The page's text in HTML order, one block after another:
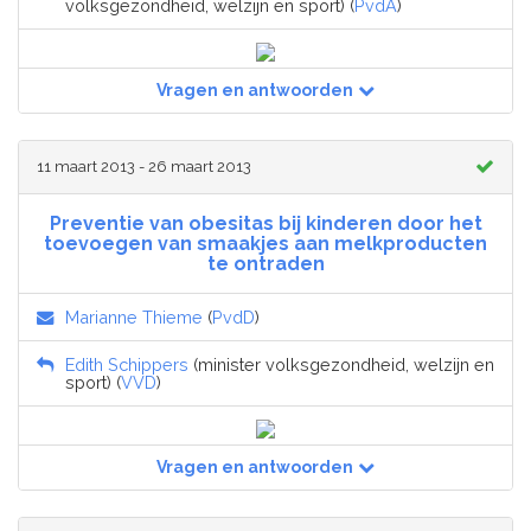
volksgezondheid, welzijn en sport) (PvdA)
Vragen en antwoorden
11 maart 2013 - 26 maart 2013
Preventie van obesitas bij kinderen door het
toevoegen van smaakjes aan melkproducten
te ontraden
Marianne Thieme (PvdD)
Edith Schippers (minister volksgezondheid, welzijn en
sport) (VVD)
Vragen en antwoorden